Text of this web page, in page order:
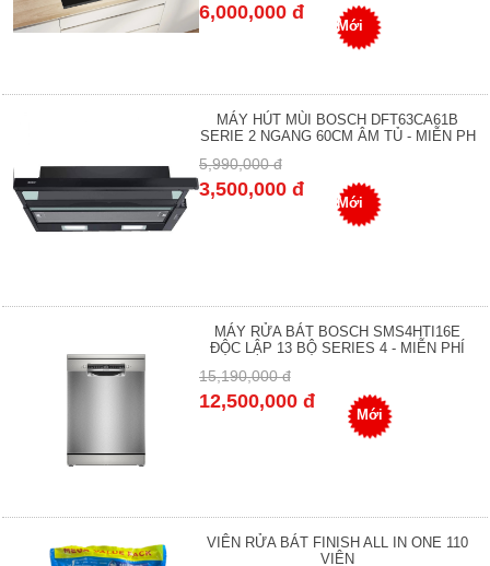
6,000,000 đ
Mới
MÁY HÚT MÙI BOSCH DFT63CA61B
SERIE 2 NGANG 60CM ÂM TỦ - MIỄN PH
5,990,000 đ
3,500,000 đ
Mới
MÁY RỬA BÁT BOSCH SMS4HTI16E
ĐỘC LẬP 13 BỘ SERIES 4 - MIỄN PHÍ
15,190,000 đ
12,500,000 đ
Mới
VIÊN RỬA BÁT FINISH ALL IN ONE 110
VIÊN